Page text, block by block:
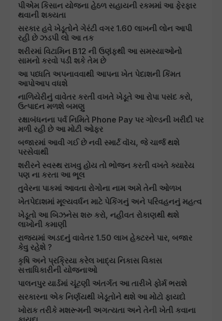
પીએમ કિસાન યોજના હેઠળ સહાયની રકમમાં આ ફેરફાર
થવાની શક્યતા
સરકાર હવે ખેડૂતોને ગેરંટી વગર 1.60 લાખની લોન આપી
રહી છે ઝડપી લો આ તક
શરીરમાં વિટામિન B12 ની ઉણંફથી આ સમસ્યાઓનો
સામનો કરવો પડી શકે તેમ છે
આ પધ્ધતિ અપનાવવાથી આપના ખેત પેદાશની કિંમત
આપોઆપ વધશે
નાળિયેરીનું વાવેતર કરતી વખતે ખેડૂતે આ રોપા પસંદ કરો,
ઉત્પાદન મળશે બમણુ
રક્ષાબંધનના પર્વ નિમિતે Phone Pay પર ગોલ્ડની ખરીદી પર
મળી રહી છે આ મોટી ઓફર
બજારમાં આવી ગઈ છે નવી સ્માર્ટ વૉચ, જે ચાર્જ થશે
પરસેવાથી
શરીરને સ્વસ્થ રાખવુ હોય તો ભોજન કરતી વખતે ક્યારેય
પણ ના કરતા આ ભૂલ
તુવેરના પાકમાં આવતા રોગોના નામ અમે તેની ઓળખ
ખેતપેદાશમાં મૂલ્યવર્ધન માટે પેકિંગનું અને પરિવહનનું મહત્વ
ખેડૂતો આ બિઝનેસ શરુ કરો, નહીવત રોકાણથી થશે
લાખોની કમાણી
રાજ્યમાં અડદનું વાવેતર 1.50 લાખ હેક્ટરને પાર, બજાર
કેવુ રહેશે ?
કૃષિ અને પ્રક્રિયા કરેલ ખાદ્ય નિકાસ વિકાસ
સત્તાધિકારીની યોજનાઓ
પાલનપુર યાર્ડમાં ચૂંટણી અંતર્ગત આ તારીખે ફોર્મ ભરાશે
સરકારના એક નિર્ણયથી ખેડૂતોને થશે આ મોટો ફાયદો
ખોરાક તરીકે મશરૂમની અગત્યતા અને તેની ખેતી કવાના